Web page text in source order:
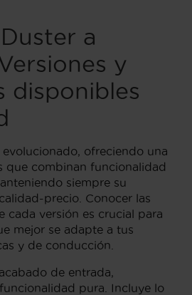
a
y
disponibles
ofreciendo una
que combinan funcionalidad
siempre su
precio. Conocer las
cada versión es crucial para
mejor se adapte a tus
y de conducción.
de entrada,
pura. Incluye lo